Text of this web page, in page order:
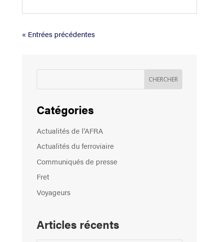
« Entrées précédentes
Catégories
Actualités de l’AFRA
Actualités du ferroviaire
Communiqués de presse
Fret
Voyageurs
Articles récents